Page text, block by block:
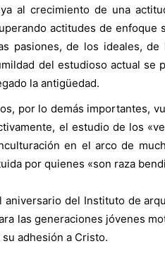
al crecimiento de una
actitudes de
pasiones, de los ideales,
del estudioso actual
la antigüedad.
por lo demás importantes,
el estudio de los
en el arco de
por quienes «son raza
del Instituto de
las generaciones jóvenes
adhesión a Cristo.